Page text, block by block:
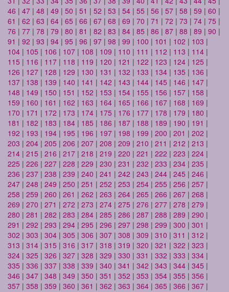
46 | 47 | 48 | 49 | 50 | 51 | 52 | 53 | 54 | 55 | 56 | 57 | 58 | 59 | 60 |
61 | 62 | 63 | 64 | 65 | 66 | 67 | 68 | 69 | 70 | 71 | 72 | 73 | 74 | 75 |
76 | 77 | 78 | 79 | 80 | 81 | 82 | 83 | 84 | 85 | 86 | 87 | 88 | 89 | 90 |
91 | 92 | 93 | 94 | 95 | 96 | 97 | 98 | 99 | 100 | 101 | 102 | 103 |
104 | 105 | 106 | 107 | 108 | 109 | 110 | 111 | 112 | 113 | 114 |
115 | 116 | 117 | 118 | 119 | 120 | 121 | 122 | 123 | 124 | 125 |
126 | 127 | 128 | 129 | 130 | 131 | 132 | 133 | 134 | 135 | 136 |
137 | 138 | 139 | 140 | 141 | 142 | 143 | 144 | 145 | 146 | 147 |
148 | 149 | 150 | 151 | 152 | 153 | 154 | 155 | 156 | 157 | 158 |
159 | 160 | 161 | 162 | 163 | 164 | 165 | 166 | 167 | 168 | 169 |
170 | 171 | 172 | 173 | 174 | 175 | 176 | 177 | 178 | 179 | 180 |
181 | 182 | 183 | 184 | 185 | 186 | 187 | 188 | 189 | 190 | 191 |
192 | 193 | 194 | 195 | 196 | 197 | 198 | 199 | 200 | 201 | 202 |
203 | 204 | 205 | 206 | 207 | 208 | 209 | 210 | 211 | 212 | 213 |
214 | 215 | 216 | 217 | 218 | 219 | 220 | 221 | 222 | 223 | 224 |
225 | 226 | 227 | 228 | 229 | 230 | 231 | 232 | 233 | 234 | 235 |
236 | 237 | 238 | 239 | 240 | 241 | 242 | 243 | 244 | 245 | 246 |
247 | 248 | 249 | 250 | 251 | 252 | 253 | 254 | 255 | 256 | 257 |
258 | 259 | 260 | 261 | 262 | 263 | 264 | 265 | 266 | 267 | 268 |
269 | 270 | 271 | 272 | 273 | 274 | 275 | 276 | 277 | 278 | 279 |
280 | 281 | 282 | 283 | 284 | 285 | 286 | 287 | 288 | 289 | 290 |
291 | 292 | 293 | 294 | 295 | 296 | 297 | 298 | 299 | 300 | 301 |
302 | 303 | 304 | 305 | 306 | 307 | 308 | 309 | 310 | 311 | 312 |
313 | 314 | 315 | 316 | 317 | 318 | 319 | 320 | 321 | 322 | 323 |
324 | 325 | 326 | 327 | 328 | 329 | 330 | 331 | 332 | 333 | 334 |
335 | 336 | 337 | 338 | 339 | 340 | 341 | 342 | 343 | 344 | 345 |
346 | 347 | 348 | 349 | 350 | 351 | 352 | 353 | 354 | 355 | 356 |
357 | 358 | 359 | 360 | 361 | 362 | 363 | 364 | 365 | 366 | 367 |